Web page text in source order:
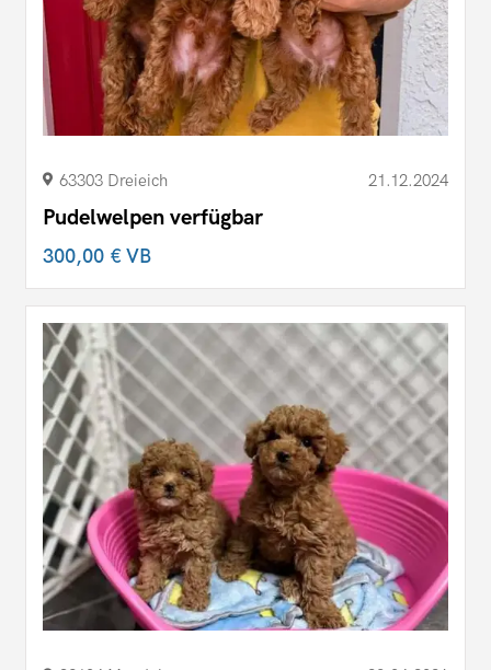
63303 Dreieich 21.12.2024
Pudelwelpen verfügbar
300,00 €VB